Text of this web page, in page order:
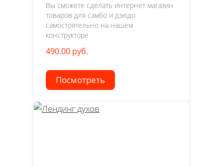
Вы сможете сделать интернет магазин
товаров для самбо и дзюдо
самостоятельно на нашем
конструкторе
490.00 руб.
Посмотреть